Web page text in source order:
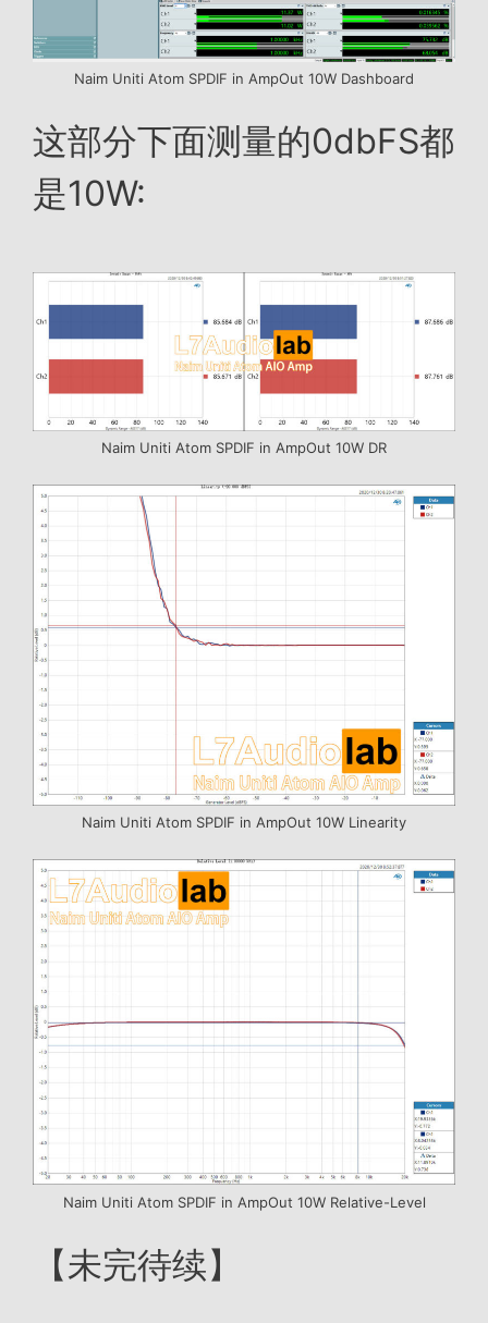
Naim Uniti Atom SPDIF in AmpOut 10W Dashboard
这部分下面测量的0dbFS都
是10W:
Naim Uniti Atom SPDIF in AmpOut 10W DR
Naim Uniti Atom SPDIF in AmpOut 10W Linearity
Naim Uniti Atom SPDIF in AmpOut 10W Relative-Level
【未完待续】